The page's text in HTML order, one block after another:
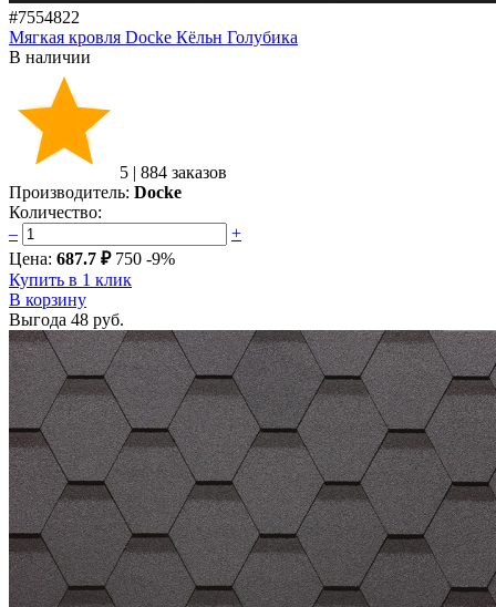
#7554822
Мягкая кровля Docke Кёльн Голубика
В наличии
5 | 884 заказов
Производитель: Docke
Количество:
–
+
Цена: 687.7 ₽ 750 -9%
Купить в 1 клик
В корзину
Выгода 48 руб.